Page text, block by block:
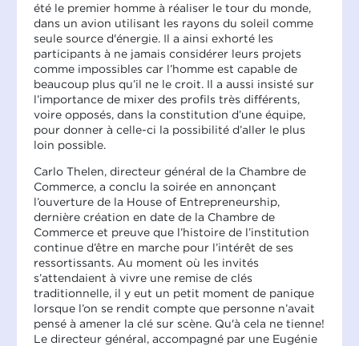
été le premier homme à réaliser le tour du monde,
dans un avion utilisant les rayons du soleil comme
seule source d'énergie. Il a ainsi exhorté les
participants à ne jamais considérer leurs projets
comme impossibles car l’homme est capable de
beaucoup plus qu’il ne le croit. Il a aussi insisté sur
l’importance de mixer des profils très différents,
voire opposés, dans la constitution d’une équipe,
pour donner à celle-ci la possibilité d’aller le plus
loin possible.
Carlo Thelen, directeur général de la Chambre de
Commerce, a conclu la soirée en annonçant
l’ouverture de la House of Entrepreneurship,
dernière création en date de la Chambre de
Commerce et preuve que l’histoire de l’institution
continue d’être en marche pour l’intérêt de ses
ressortissants. Au moment où les invités
s’attendaient à vivre une remise de clés
traditionnelle, il y eut un petit moment de panique
lorsque l’on se rendit compte que personne n’avait
pensé à amener la clé sur scène. Qu'à cela ne tienne!
Le directeur général, accompagné par une Eugénie